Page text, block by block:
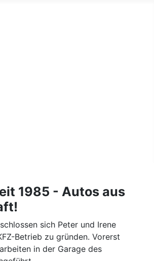
1985 - Autos aus
sich Peter und Irene
Betrieb zu gründen. Vorerst
in der Garage des